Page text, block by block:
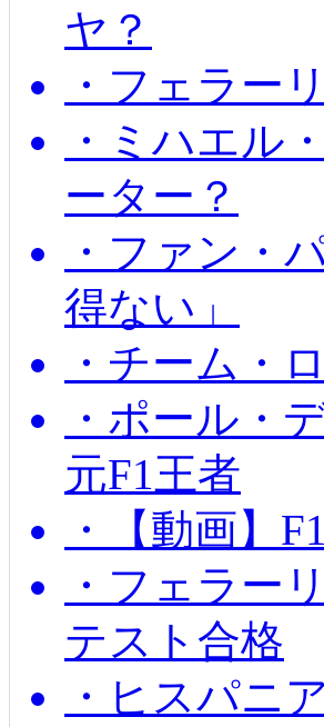
ヤ？
・フェラー
・ミハエル
ーター？
・ファン・
得ない」
・チーム・
・ポール・
元F1王者
・【動画】
・フェラー
テスト合格
・ヒスパニ